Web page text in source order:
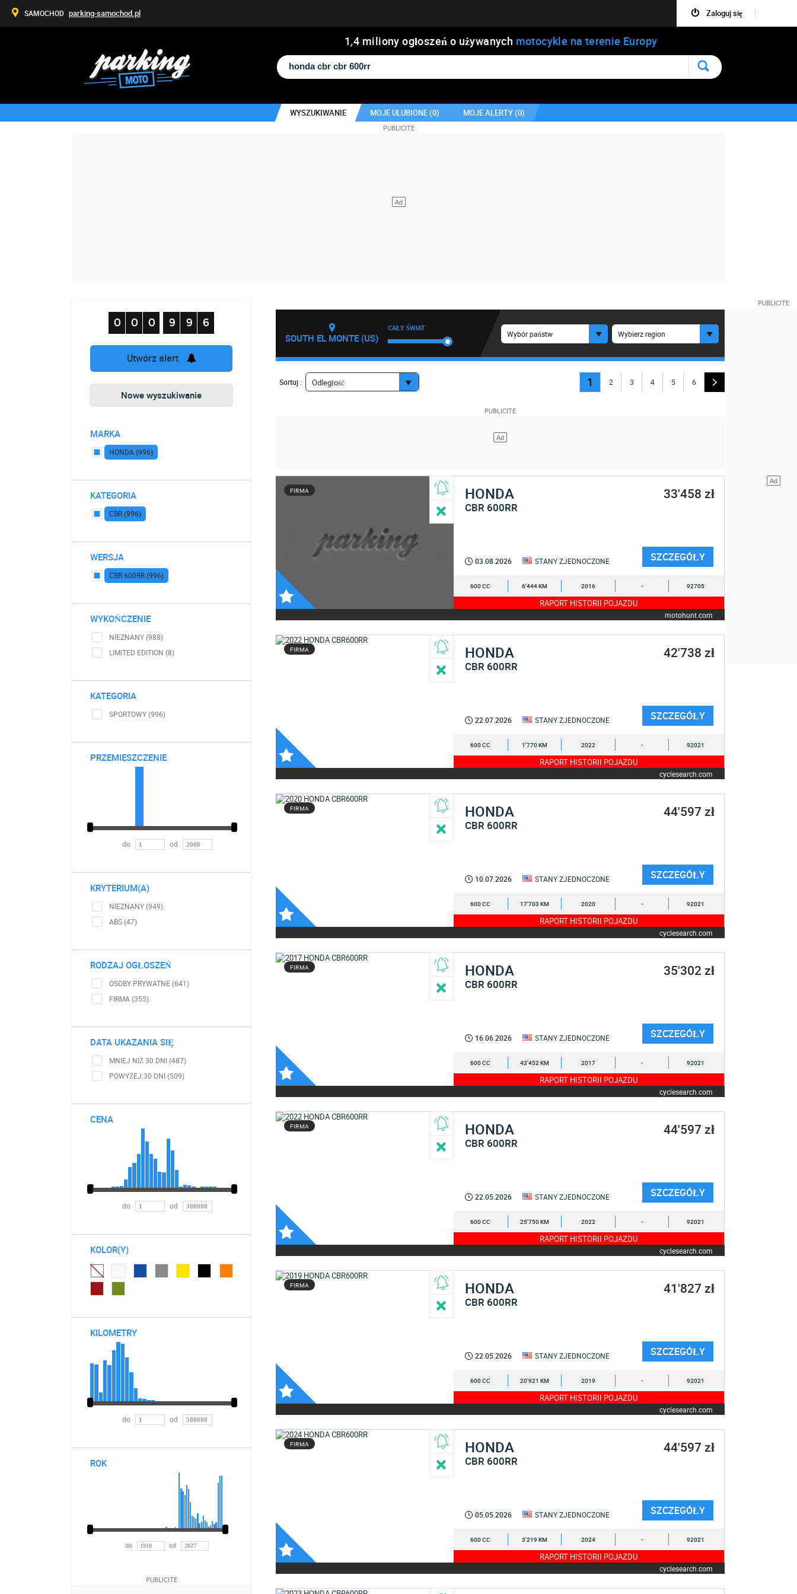
1,4 miliony ogłoszeń o używanych motocykle na terenie Europy
WYSZUKIWANIE MOJE ULUBIONE (0) MOJE ALERTY (0)
Utwórz alert
Nowe wyszukiwanie
MARKA
HONDA (996)
KATEGORIA
CBR (996)
WERSJA
CBR 600RR (996)
WYKOŃCZENIE
NIEZNANY (988)
LIMITED EDITION (8)
KATEGORIA
SPORTOWY (996)
PRZEMIESZCZENIE
do od
KRYTERIUM(A)
NIEZNANY (949)
ABS (47)
RODZAJ OGŁOSZEŃ
OSOBY PRYWATNE (641)
FIRMA (355)
DATA UKAZANIA SIĘ
MNIEJ NIŻ 30 DNI (487)
POWYŻEJ 30 DNI (509)
CENA
do od
KOLOR(Y)
KILOMETRY
do od
ROK
SOUTH EL MONTE (US)
CAŁY ŚWIAT
Wybór państw Wybierz region
Sortuj : Odległość 1 2 3 4 5 6
FIRMA HONDA
CBR 600RR
33'458 zł
03.08.2026 STANY ZJEDNOCZONE SZCZEGÓŁY
600 CC 6'444 KM 2016 - 92705
RAPORT HISTORII POJAZDU
motohunt.com
FIRMA HONDA
CBR 600RR
42'738 zł
22.07.2026 STANY ZJEDNOCZONE SZCZEGÓŁY
600 CC 1'770 KM 2022 - 92021
RAPORT HISTORII POJAZDU
cyclesearch.com
FIRMA HONDA
CBR 600RR
44'597 zł
10.07.2026 STANY ZJEDNOCZONE SZCZEGÓŁY
600 CC 17'703 KM 2020 - 92021
RAPORT HISTORII POJAZDU
cyclesearch.com
FIRMA HONDA
CBR 600RR
35'302 zł
16.06.2026 STANY ZJEDNOCZONE SZCZEGÓŁY
600 CC 43'452 KM 2017 - 92021
RAPORT HISTORII POJAZDU
cyclesearch.com
FIRMA HONDA
CBR 600RR
44'597 zł
22.05.2026 STANY ZJEDNOCZONE SZCZEGÓŁY
600 CC 25'750 KM 2022 - 92021
RAPORT HISTORII POJAZDU
cyclesearch.com
FIRMA HONDA
CBR 600RR
41'827 zł
22.05.2026 STANY ZJEDNOCZONE SZCZEGÓŁY
600 CC 20'921 KM 2019 - 92021
RAPORT HISTORII POJAZDU
cyclesearch.com
FIRMA HONDA
CBR 600RR
44'597 zł
05.05.2026 STANY ZJEDNOCZONE SZCZEGÓŁY
600 CC 3'219 KM 2024 - 92021
RAPORT HISTORII POJAZDU
cyclesearch.com
Zaloguj się
SAMOCHOD parking-samochod.pl